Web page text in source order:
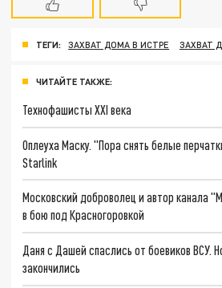
ТЕГИ: ЗАХВАТ ДОМА В ИСТРЕ ЗАХВАТ
ЧИТАЙТЕ ТАКЖЕ:
Технофашисты XXI века
Оплеуха Маску. "Пора снять белые
Starlink
Московский доброволец и автор канала
в бою под Красногоровкой
Даня с Дашей спаслись от боевиков ВСУ.
закончились